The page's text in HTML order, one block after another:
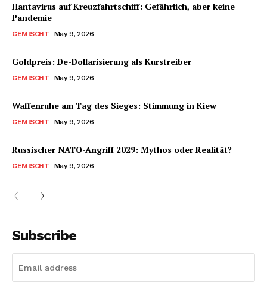
Hantavirus auf Kreuzfahrtschiff: Gefährlich, aber keine
Pandemie
GEMISCHT May 9, 2026
Goldpreis: De-Dollarisierung als Kurstreiber
GEMISCHT May 9, 2026
Waffenruhe am Tag des Sieges: Stimmung in Kiew
GEMISCHT May 9, 2026
Russischer NATO-Angriff 2029: Mythos oder Realität?
GEMISCHT May 9, 2026
Subscribe